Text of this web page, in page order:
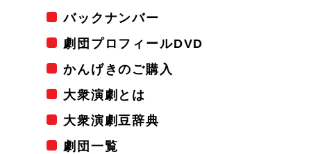
バックナンバー
劇団プロフィールDVD
かんげきのご購入
大衆演劇とは
大衆演劇豆辞典
劇団一覧